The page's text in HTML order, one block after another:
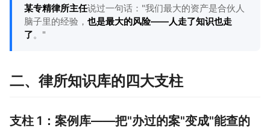
某专精律所主任说过一句话："我们最大的资产是合伙人
脑子里的经验， 也是最大的风险——人走了知识也走
了。"
二、律所知识库的四大支柱
支柱 1：案例库——把"办过的案"变成"能查的